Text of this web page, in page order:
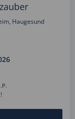
Haugesund